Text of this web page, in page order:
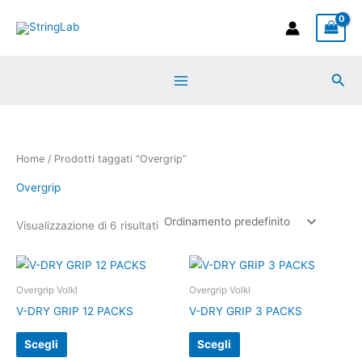
Home / Prodotti taggati “Overgrip”
Overgrip
Visualizzazione di 6 risultati
Overgrip Volkl
V-DRY GRIP 12 PACKS
Scegli
Questo
prodotto
ha
Overgrip Volkl
V-DRY GRIP 3 PACKS
Scegli
Questo
prodotto
ha